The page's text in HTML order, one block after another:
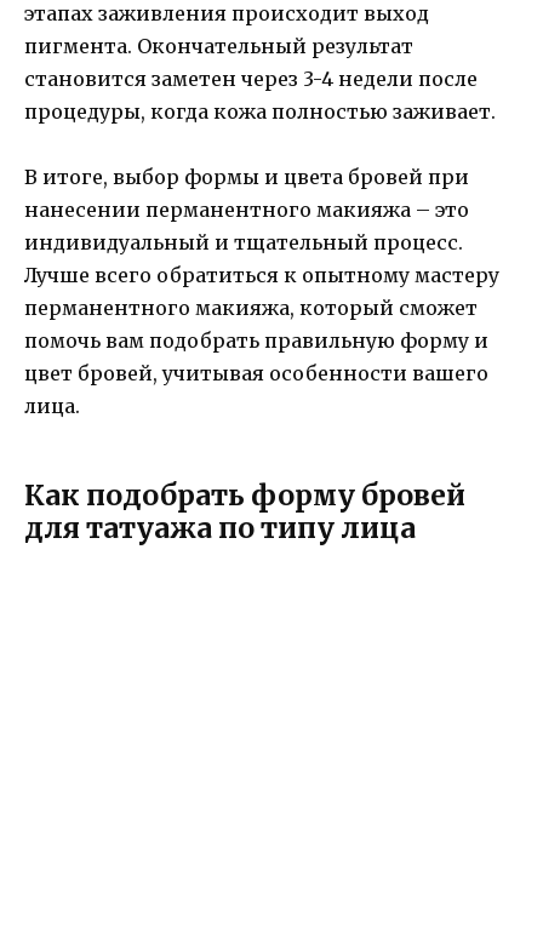
этапах заживления происходит выход
пигмента. Окончательный результат
становится заметен через 3-4 недели после
процедуры, когда кожа полностью заживает.
В итоге, выбор формы и цвета бровей при
нанесении перманентного макияжа – это
индивидуальный и тщательный процесс.
Лучше всего обратиться к опытному мастеру
перманентного макияжа, который сможет
помочь вам подобрать правильную форму и
цвет бровей, учитывая особенности вашего
лица.
Как подобрать форму бровей
для татуажа по типу лица